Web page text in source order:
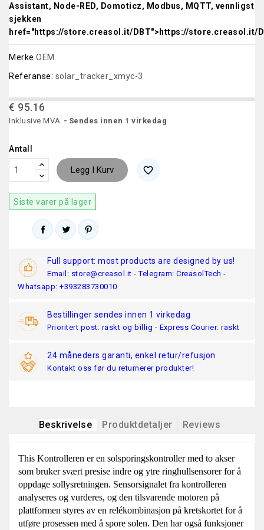
Assistant, Node-RED, Domoticz, Modbus, MQTT, vennligst
sjekken
href="https://store.creasol.it/DBT">https://store.creasol.it/
Merke OEM
Referanse: solar_tracker_xmyc-3
€ 95.16
Inklusive MVA Sendes innen 1 virkedag
Antall
Legg I Kurv favorite_border
Siste varer på lager
Full support: most products are designed by us!
Email: store@creasol.it - Telegram: CreasolTech -
Whatsapp: +393283730010
Bestillinger sendes innen 1 virkedag
Prioritert post: raskt og billig - Express Courier: raskt
24 måneders garanti, enkel retur/refusjon
Kontakt oss før du returnerer produkter!
Beskrivelse Produktdetaljer Reviews
This Kontrolleren er en solsporingskontroller med to akser
som bruker svært presise indre og ytre ringhullsensorer for å
oppdage sollysretningen. Sensorsignalet fra kontrolleren
analyseres og vurderes, og den tilsvarende motoren på
plattformen styres av en relékombinasjon på kretskortet for å
utføre prosessen med å spore solen. Den har også funksjoner